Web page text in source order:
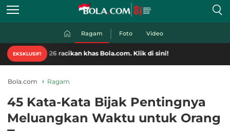
Ragam Foto Video
EKSKLUSIF!
racikan khas Bola.com. Klik di sini!
Bola.com Ragam
45 Kata-Kata Bijak Pentingnya
Meluangkan Waktu untuk Orang